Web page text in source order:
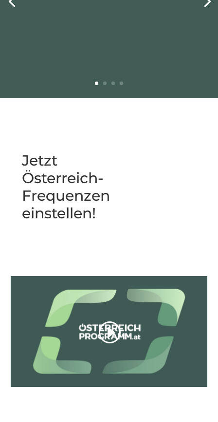
Jetzt
Österreich-
Frequenzen
einstellen!